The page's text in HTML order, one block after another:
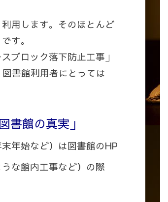
用します。そのほとんど
す。
ブロック落下防止工事」
書館利用者にとっては
書館の真実」
年始など）は図書館のHP
な館内工事など）の際